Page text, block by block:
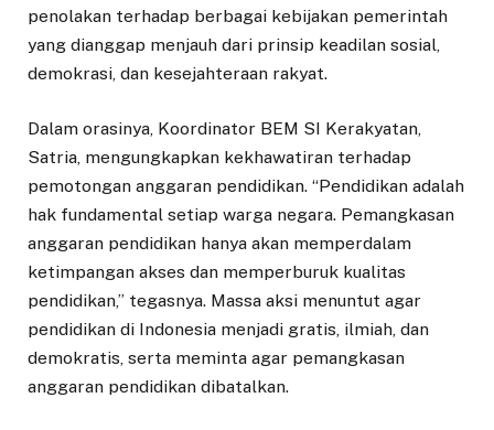
penolakan terhadap berbagai kebijakan pemerintah
yang dianggap menjauh dari prinsip keadilan sosial,
demokrasi, dan kesejahteraan rakyat.
Dalam orasinya, Koordinator BEM SI Kerakyatan,
Satria, mengungkapkan kekhawatiran terhadap
pemotongan anggaran pendidikan. “Pendidikan adalah
hak fundamental setiap warga negara. Pemangkasan
anggaran pendidikan hanya akan memperdalam
ketimpangan akses dan memperburuk kualitas
pendidikan,” tegasnya. Massa aksi menuntut agar
pendidikan di Indonesia menjadi gratis, ilmiah, dan
demokratis, serta meminta agar pemangkasan
anggaran pendidikan dibatalkan.